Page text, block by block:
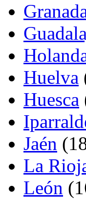
Huelva
Huesca
Jaén
La
León